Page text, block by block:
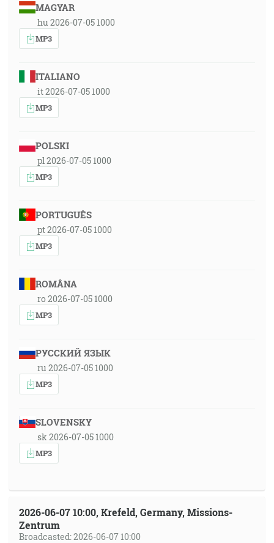
MAGYAR
hu 2026-07-05 1000
MP3
ITALIANO
it 2026-07-05 1000
MP3
POLSKI
pl 2026-07-05 1000
MP3
PORTUGUÊS
pt 2026-07-05 1000
MP3
ROMÂNA
ro 2026-07-05 1000
MP3
РУССКИЙ ЯЗЫК
ru 2026-07-05 1000
MP3
SLOVENSKY
sk 2026-07-05 1000
MP3
2026-06-07 10:00, Krefeld, Germany, Missions-
Zentrum
Broadcasted: 2026-06-07 10:00